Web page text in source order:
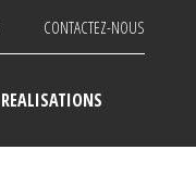
CONTACTEZ-NOUS
REALISATIONS